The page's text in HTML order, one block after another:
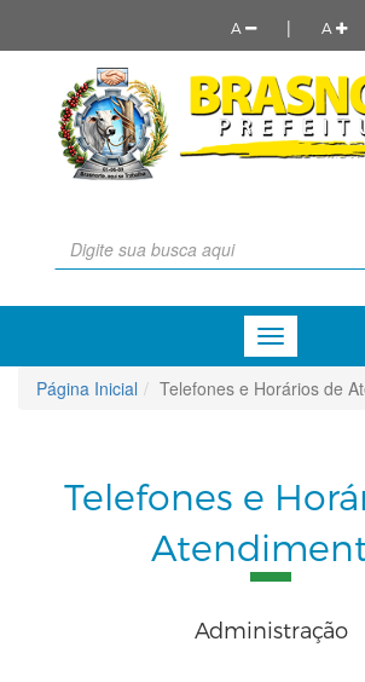
A | A
Menu
de
Navegação
Página Inicial Telefones e Horários de
Telefones e
Administração